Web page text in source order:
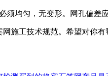
均匀，无变形。网孔偏差应
工技术规范。希望对你有